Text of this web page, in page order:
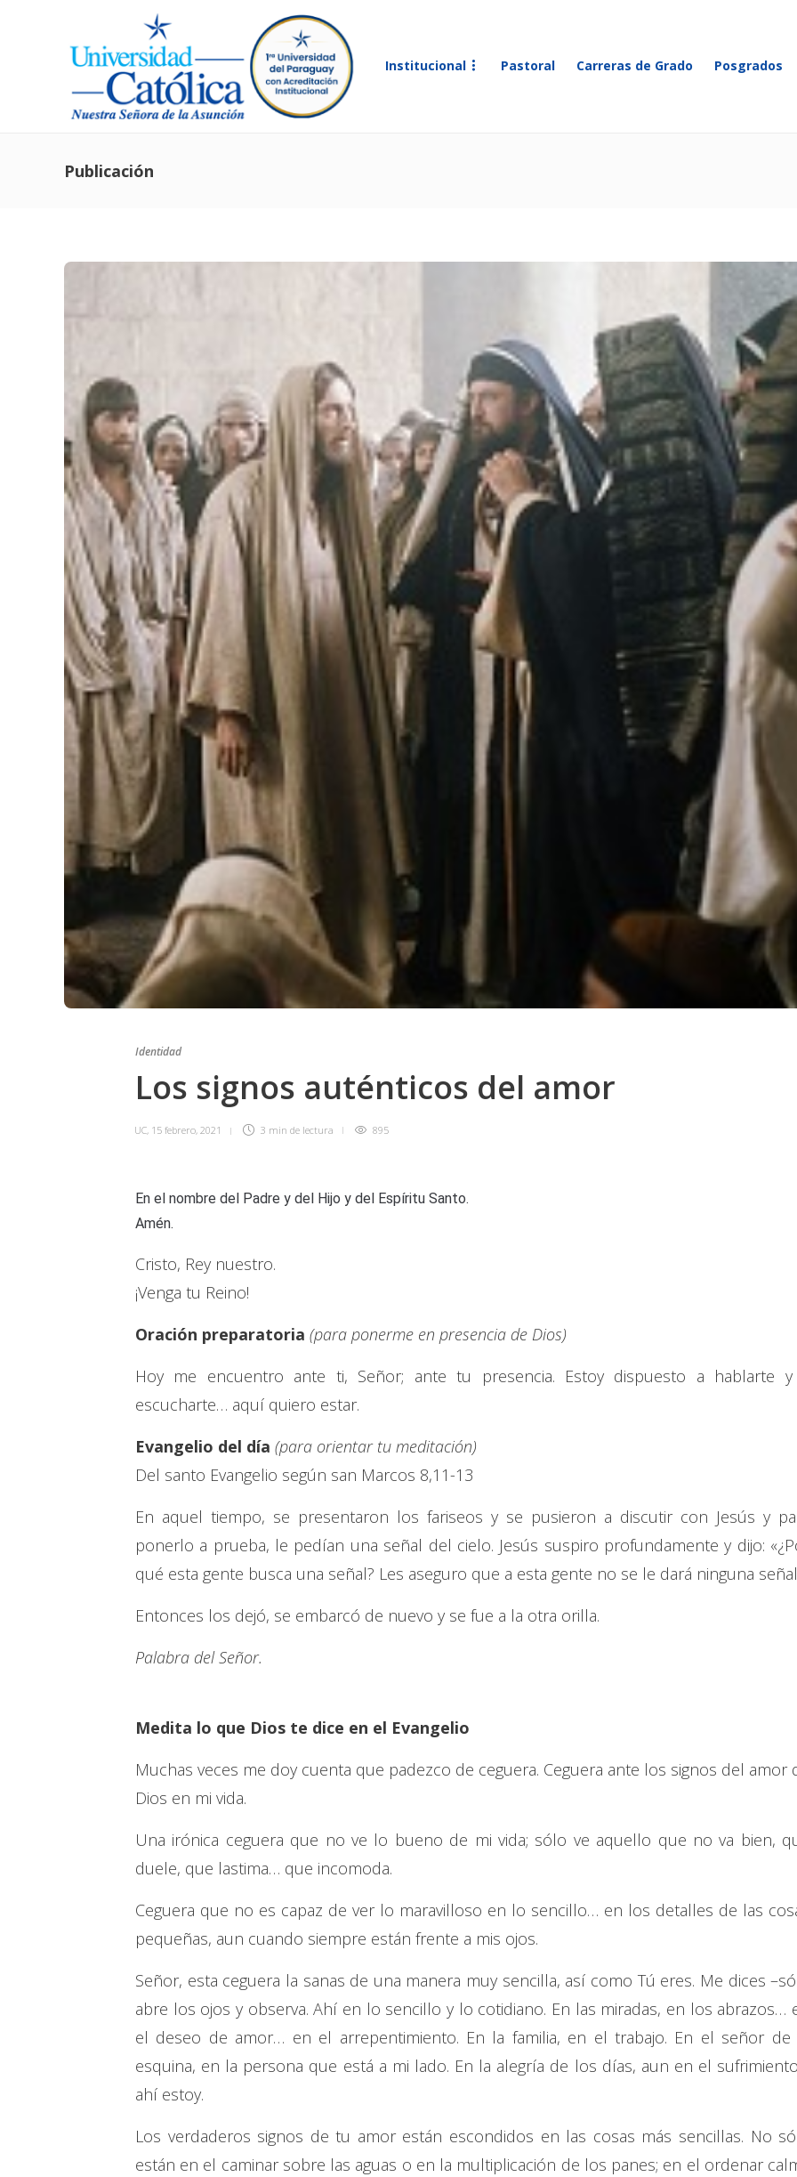
Institucional Pastoral Carreras de Grado Posgrados
Publicación
Identidad
Los signos auténticos del amor
UC, 15 febrero, 2021 3 min de lectura 895
En el nombre del Padre y del Hijo y del Espíritu Santo.
Amén.
Cristo, Rey nuestro.
¡Venga tu Reino!
Oración preparatoria (para ponerme en presencia de Dios)
Hoy me encuentro ante ti, Señor; ante tu presencia. Estoy dispuesto a hablarte
escucharte… aquí quiero estar.
Evangelio del día (para orientar tu meditación)
Del santo Evangelio según san Marcos 8,11-13
En aquel tiempo, se presentaron los fariseos y se pusieron a discutir con Jesús y
ponerlo a prueba, le pedían una señal del cielo. Jesús suspiro profundamente y dijo:
qué esta gente busca una señal? Les aseguro que a esta gente no se le dará ninguna
Entonces los dejó, se embarcó de nuevo y se fue a la otra orilla.
Palabra del Señor.
Medita lo que Dios te dice en el Evangelio
Muchas veces me doy cuenta que padezco de ceguera. Ceguera ante los signos del amor
Dios en mi vida.
Una irónica ceguera que no ve lo bueno de mi vida; sólo ve aquello que no va bien,
duele, que lastima… que incomoda.
Ceguera que no es capaz de ver lo maravilloso en lo sencillo… en los detalles de las
pequeñas, aun cuando siempre están frente a mis ojos.
Señor, esta ceguera la sanas de una manera muy sencilla, así como Tú eres. Me dices
abre los ojos y observa. Ahí en lo sencillo y lo cotidiano. En las miradas, en los abrazos…
el deseo de amor… en el arrepentimiento. En la familia, en el trabajo. En el señor de
esquina, en la persona que está a mi lado. En la alegría de los días, aun en el
ahí estoy.
Los verdaderos signos de tu amor están escondidos en las cosas más sencillas. No
están en el caminar sobre las aguas o en la multiplicación de los panes; en el ordenar